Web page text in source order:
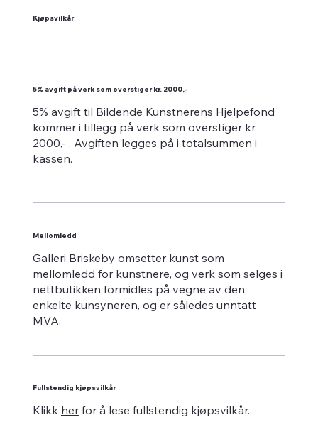
Kjøpsvilkår
5% avgift på verk som overstiger kr. 2000,-
5% avgift til Bildende Kunstnerens Hjelpefond
kommer i tillegg på verk som overstiger kr.
2000,- . Avgiften legges på i totalsummen i
kassen.
Mellomledd
Galleri Briskeby omsetter kunst som
mellomledd for kunstnere, og verk som selges i
nettbutikken formidles på vegne av den
enkelte kunsyneren, og er således unntatt
MVA.
Fullstendig kjøpsvilkår
Klikk herfor å lese fullstendig kjøpsvilkår.